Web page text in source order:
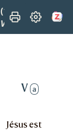
(1915)
La mission
V
V a
Jésus est